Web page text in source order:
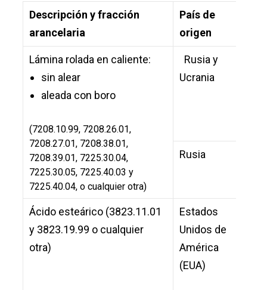
Descripción y fracción
arancelaria
País de
origen
Lámina rolada en caliente:
sin alear
aleada con boro
(7208.10.99, 7208.26.01,
7208.27.01, 7208.38.01,
7208.39.01, 7225.30.04,
7225.30.05, 7225.40.03 y
7225.40.04, o cualquier otra)
Rusia y
Ucrania
Rusia
Ácido esteárico (3823.11.01
y 3823.19.99 o cualquier
otra)
Estados
Unidos de
América
(EUA)